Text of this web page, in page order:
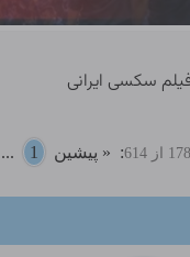
سکسی ایرانی
: « پیشین 1
...